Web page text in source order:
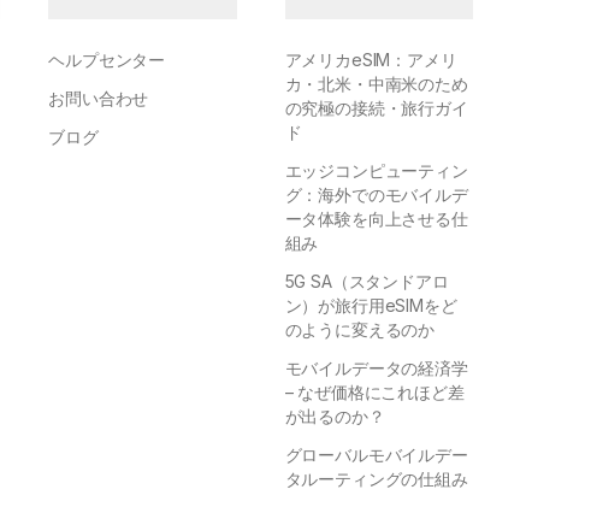
ヘルプセンター
お問い合わせ
ブログ
アメリカeSIM：アメリ
カ・北米・中南米のため
の究極の接続・旅行ガイ
ド
エッジコンピューティン
グ：海外でのモバイルデ
ータ体験を向上させる仕
組み
5G SA（スタンドアロ
ン）が旅行用eSIMをど
のように変えるのか
モバイルデータの経済学
– なぜ価格にこれほど差
が出るのか？
グローバルモバイルデー
タルーティングの仕組み